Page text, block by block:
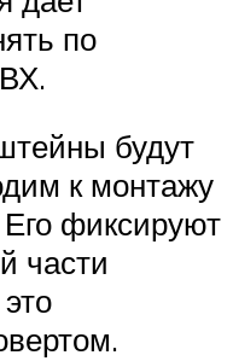
по
будут
к монтажу
Его фиксируют
части